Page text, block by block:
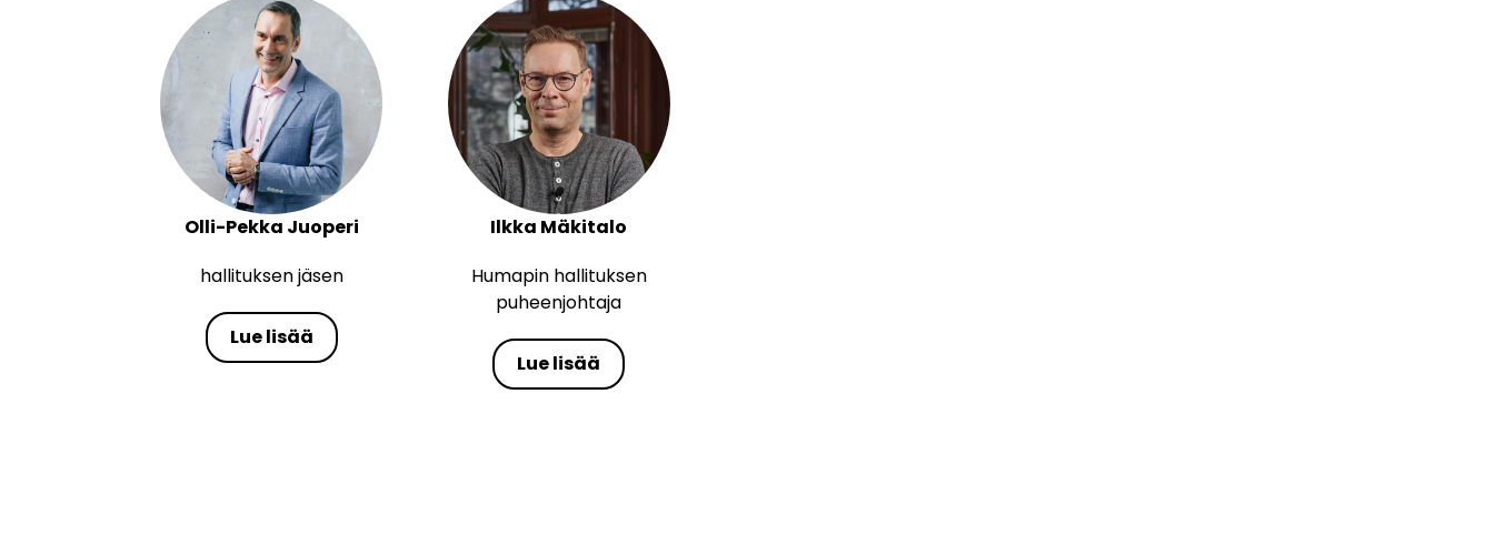
Olli-Pekka Juoperi
hallituksen jäsen
Lue lisää
Ilkka Mäkitalo
Humapin hallituksen
puheenjohtaja
Lue lisää